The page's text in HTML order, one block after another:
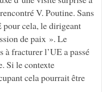
V. Poutine. Sans
pour cela, le dirigeant
de paix ». Le
fracturer l’UE a passé
Si le contexte
cela pourrait être